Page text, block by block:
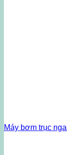
Máy bơm trục